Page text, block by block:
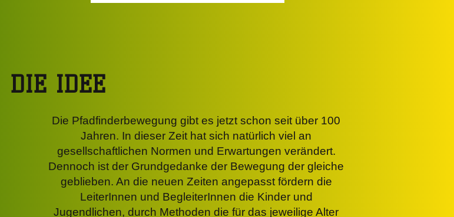
DIE IDEE
Die Pfadfinderbewegung gibt es jetzt schon seit über 100
Jahren. In dieser Zeit hat sich natürlich viel an
gesellschaftlichen Normen und Erwartungen verändert.
Dennoch ist der Grundgedanke der Bewegung der gleiche
geblieben. An die neuen Zeiten angepasst fördern die
LeiterInnen und BegleiterInnen die Kinder und
Jugendlichen, durch Methoden die für das jeweilige Alter